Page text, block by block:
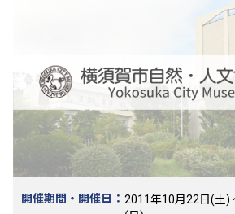
が印象的な、東日本
です。 その製造法の
姉妹都市「ブレスト
研究で明らかになり
る！ナウマンゾウ化
市産出) 横須賀製鉄
た「ゾウの化石」は
て研究され、「ナウ
れました。後世に同
のレプリカを展示し
横須賀 －現代に多
開催期間・開催日 ： 2011年10月22日(土)